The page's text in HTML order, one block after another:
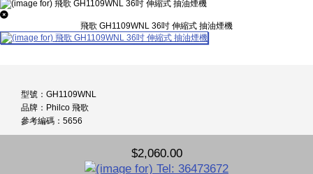
飛歌 GH1109WNL 36吋 伸縮式 抽油煙機
型號：GH1109WNL
品牌：Philco 飛歌
參考編碼：5656
$2,060.00